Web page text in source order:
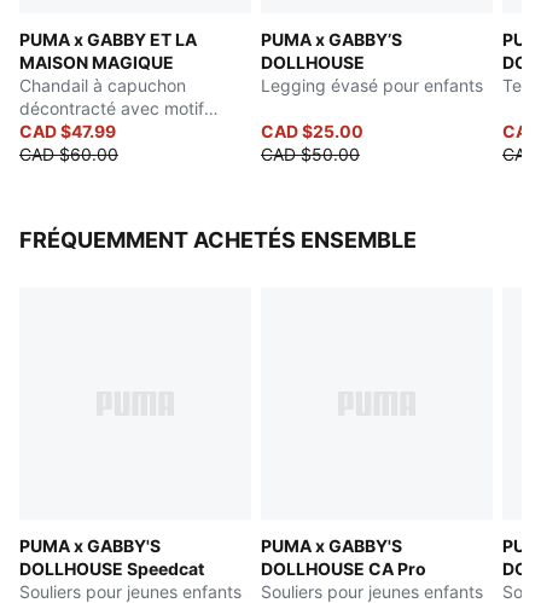
Gabby et la Maison magique et le logo de Puma
PUMA Enfants : Recommandé pour les jeunes enfants
entre 4 et 8 ans
PUMA x GABBY ET LA
MAISON MAGIQUE
Chandail à capuchon
décontracté avec motif
graphique pour jeunes
enfants
CAD $47.99
CAD $60.00
PUMA x GABBY’S
DOLLHOUSE
Legging évasé pour enfants
CAD $25.00
CAD $50.00
FRÉQUEMMENT ACHETÉS ENSEMBLE
PUMA x GABBY'S
DOLLHOUSE Speedcat
Souliers pour jeunes enfants
PUMA x GABBY'S
DOLLHOUSE CA Pro
Souliers pour jeunes enfants